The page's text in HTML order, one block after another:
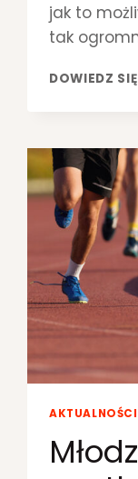
jak to
tak
DOWIEDZ
AKTUALNOŚCI